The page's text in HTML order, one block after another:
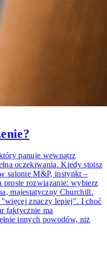
panuje wewnątrz
oczekiwania. Kiedy stoisz
salonie M&P, instynkt –
proste rozwiązanie: wybierz
majestatyczny Churchill.
znaczy lepiej". I choć
faktycznie ma
innych powodów, niż